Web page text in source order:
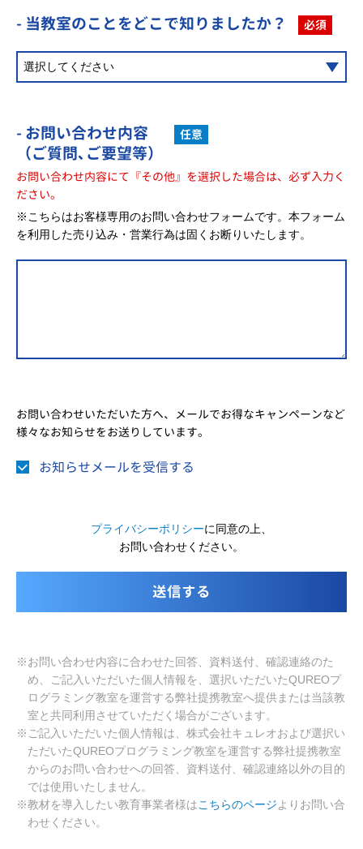
- 当教室のことをどこで知りましたか？ 必須
- お問い合わせ内容
（ご質問､ご要望等）
任意
お問い合わせ内容にて『その他』を選択した場合は、必ず入力く
ださい。
※こちらはお客様専用のお問い合わせフォームです。本フォーム
を利用した売り込み・営業行為は固くお断りいたします。
お問い合わせいただいた方へ、メールでお得なキャンペーンなど
様々なお知らせをお送りしています。
お知らせメールを受信する
プライバシーポリシーに同意の上、
お問い合わせください。
※お問い合わせ内容に合わせた回答、資料送付、確認連絡のた
め、ご記入いただいた個人情報を、選択いただいたQUREOプ
ログラミング教室を運営する弊社提携教室へ提供または当該教
室と共同利用させていただく場合がございます。
※ご記入いただいた個人情報は、株式会社キュレオおよび選択い
ただいたQUREOプログラミング教室を運営する弊社提携教室
からのお問い合わせへの回答、資料送付、確認連絡以外の目的
では使用いたしません。
※教材を導入したい教育事業者様はこちらのページよりお問い合
わせください。